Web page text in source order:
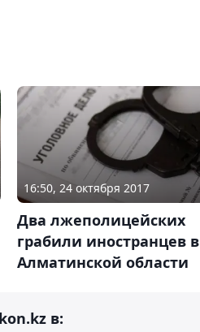
16:50, 24 октября 2017
Два лжеполицейских
грабили иностранцев в
Алматинской области
в: